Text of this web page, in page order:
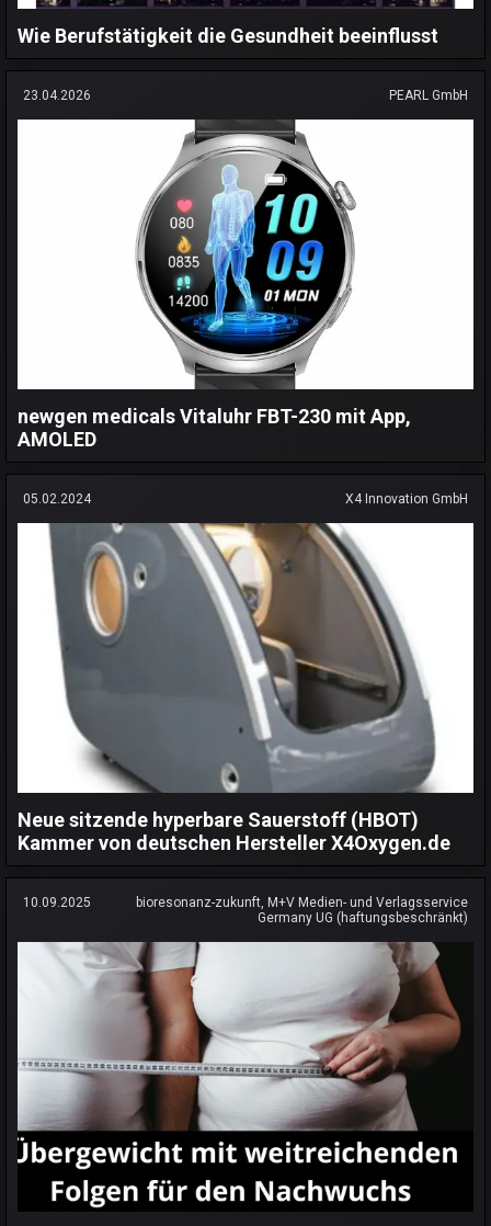
Wie Berufstätigkeit die Gesundheit beeinflusst
23.04.2026 PEARL GmbH
newgen medicals Vitaluhr FBT-230 mit App,
AMOLED
05.02.2024 X4 Innovation GmbH
Neue sitzende hyperbare Sauerstoff (HBOT)
Kammer von deutschen Hersteller X4Oxygen.de
10.09.2025
bioresonanz-zukunft, M+V Medien- und Verlagsservice
Germany UG (haftungsbeschränkt)